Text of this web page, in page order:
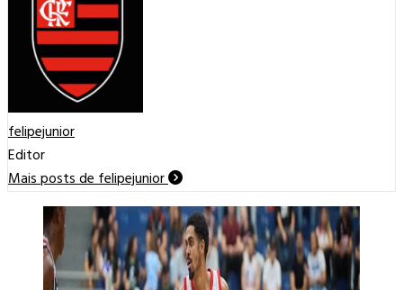
felipejunior
Editor
Mais posts de felipejunior